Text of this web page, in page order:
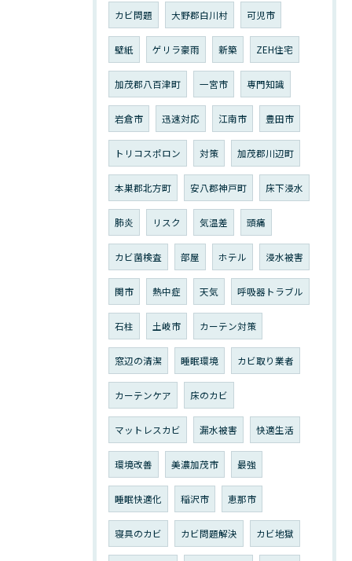
カビ問題 大野郡白川村 可児市
壁紙 ゲリラ豪雨 新築 ZEH住宅
加茂郡八百津町 一宮市 専門知識
岩倉市 迅速対応 江南市 豊田市
トリコスポロン 対策 加茂郡川辺町
本巣郡北方町 安八郡神戸町 床下浸水
肺炎 リスク 気温差 頭痛
カビ菌検査 部屋 ホテル 浸水被害
関市 熱中症 天気 呼吸器トラブル
石柱 土岐市 カーテン対策
窓辺の清潔 睡眠環境 カビ取り業者
カーテンケア 床のカビ
マットレスカビ 漏水被害 快適生活
環境改善 美濃加茂市 最強
睡眠快適化 稲沢市 恵那市
寝具のカビ カビ問題解決 カビ地獄